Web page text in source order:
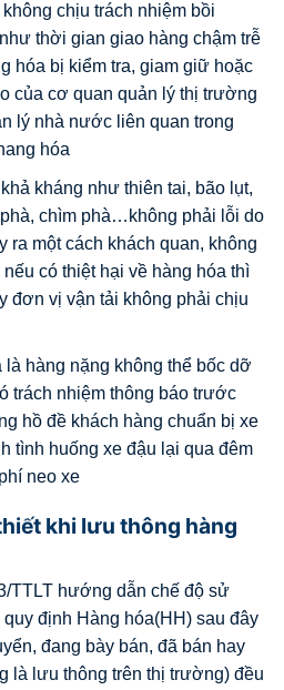
chịu trách nhiệm bồi
thời gian giao hàng chậm trễ
hóa bị kiểm tra, giam giữ hoặc
của cơ quan quản lý thị trường
lý nhà nước liên quan trong
hóa
kháng như thiên tai, bão lụt,
chìm phà…không phải lỗi do
ra một cách khách quan, không
có thiệt hại về hàng hóa thì
đơn vị vận tải không phải chịu
hàng nặng không thể bốc dỡ
trách nhiệm thông báo trước
hồ đề khách hàng chuẩn bị xe
tình huống xe đậu lại qua đêm
neo xe
khi lưu thông hàng
TTLT hướng dẫn chế độ sử
định Hàng hóa(HH) sau đây
đang bày bán, đã bán hay
là lưu thông trên thị trường) đều